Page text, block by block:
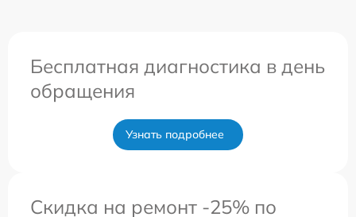
Бесплатная диагностика в день
обращения
Узнать подробнее
Скидка на ремонт -25% по